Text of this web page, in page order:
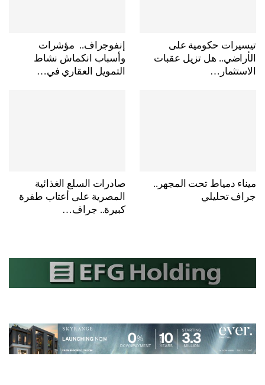
تيسيرات حكومية على
الأراضي.. هل تزيل عقبات
الاستثمار…
إنفوجراف.. مؤشرات
وأسباب انكماش نشاط
التمويل العقاري في…
ميناء دمياط تحت المجهر..
جراف تحليلي
صادرات السلع الغذائية
المصرية على أعتاب طفرة
كبيرة.. جراف…